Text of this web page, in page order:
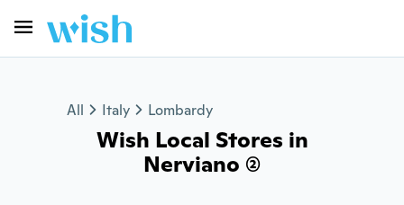
All Italy Lombardy
Wish Local Stores in
Nerviano (2)